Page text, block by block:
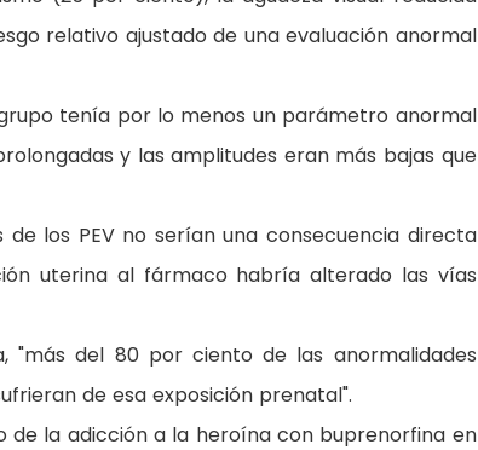
relativo ajustado de una evaluación anormal
tenía por lo menos un parámetro anormal
y las amplitudes eran más bajas que
los PEV no serían una consecuencia directa
uterina al fármaco habría alterado las vías
"más del 80 por ciento de las anormalidades
de esa exposición prenatal".
la adicción a la heroína con buprenorfina en